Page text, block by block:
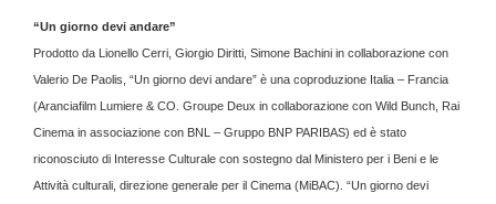
“Un giorno devi andare”
Prodotto da Lionello Cerri, Giorgio Diritti, Simone Bachini in collaborazione con
Valerio De Paolis, “Un giorno devi andare” è una coproduzione Italia – Francia
(Aranciafilm Lumiere & CO. Groupe Deux in collaborazione con Wild Bunch, Rai
Cinema in associazione con BNL – Gruppo BNP PARIBAS) ed è stato
riconosciuto di Interesse Culturale con sostegno dal Ministero per i Beni e le
Attività culturali, direzione generale per il Cinema (MiBAC). “Un giorno devi